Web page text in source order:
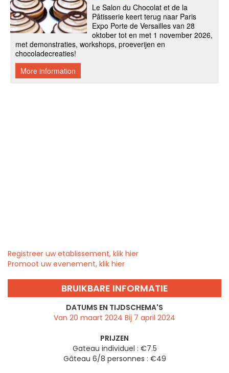
Registreer uw etablissement, klik hier
Promoot uw evenement, klik hier
BRUIKBARE INFORMATIE
DATUMS EN TIJDSCHEMA'S
Van 20 maart 2024 Bij 7 april 2024
PRIJZEN
Gateau individuel : €7.5
Gâteau 6/8 personnes : €49